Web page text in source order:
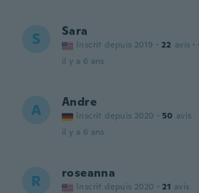
S Sara
Inscrit depuis 2019 · 22 avis ·
il y a 6 ans
A Andre
Inscrit depuis 2020 · 50 avis
il y a 6 ans
R roseanna
Inscrit depuis 2020 · 21 avis